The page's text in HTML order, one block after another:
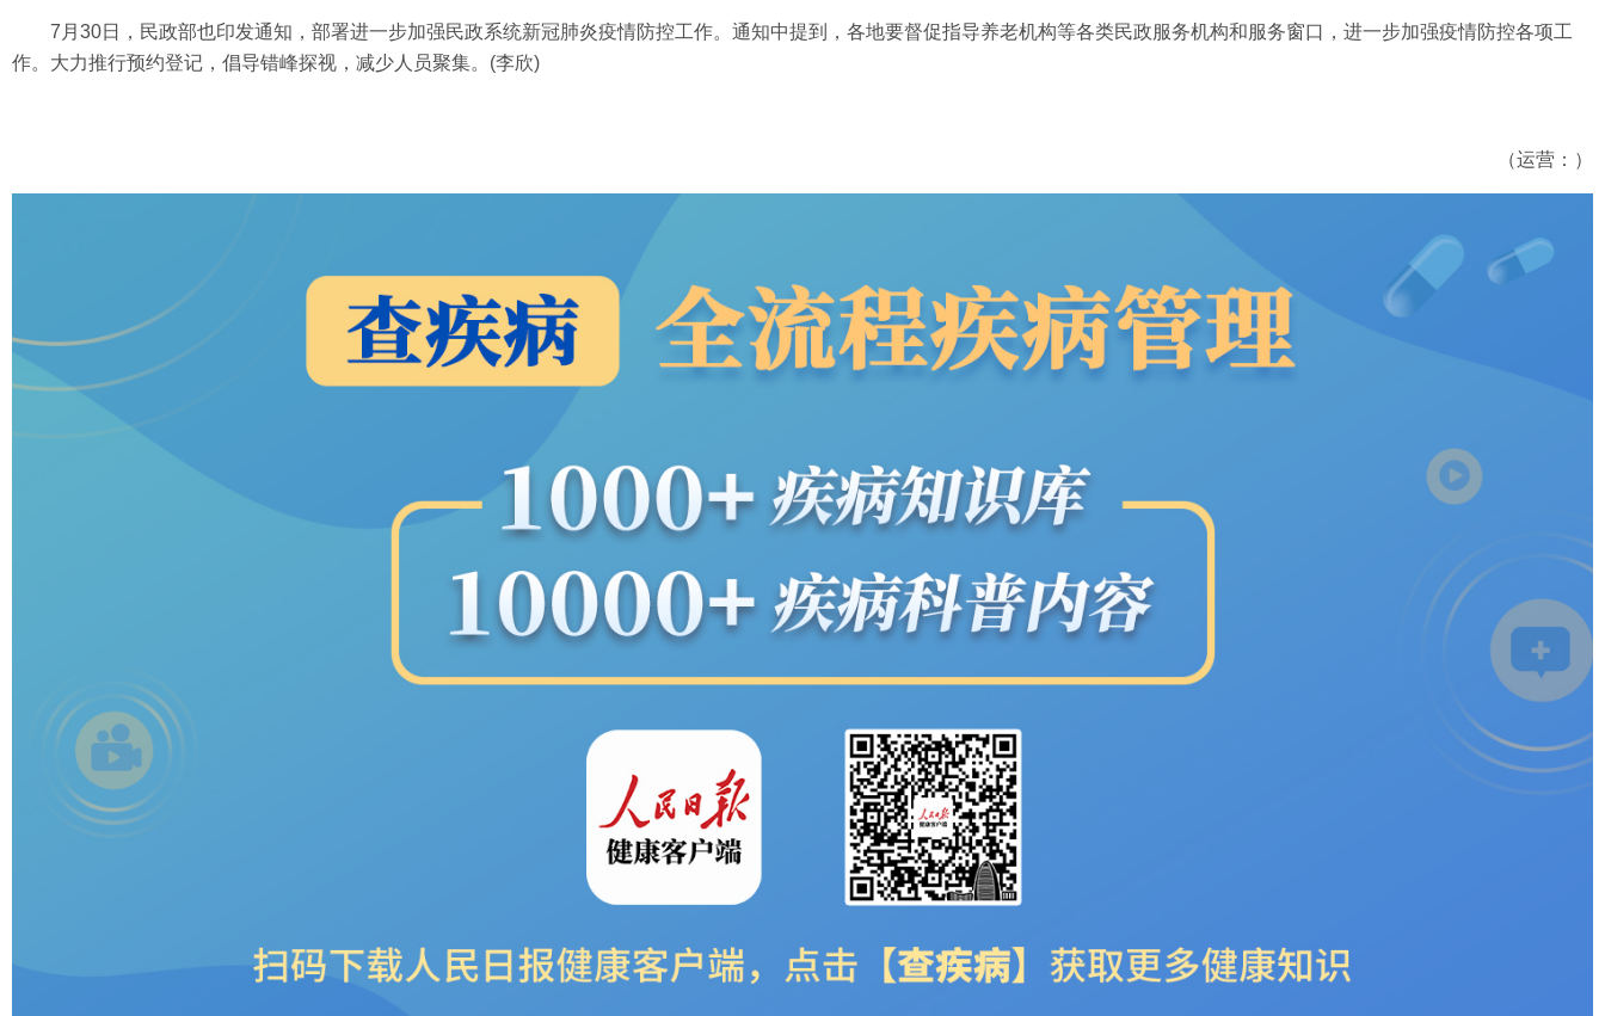
7月30日，民政部也印发通知，部署进一步加强民政系统新冠肺炎疫情防控工作。通知中提到，各地要督促指导养老机构等各类民政服务机构和服务窗口，进一步加强疫情防控各项工
作。大力推行预约登记，倡导错峰探视，减少人员聚集。(李欣)
（运营：）